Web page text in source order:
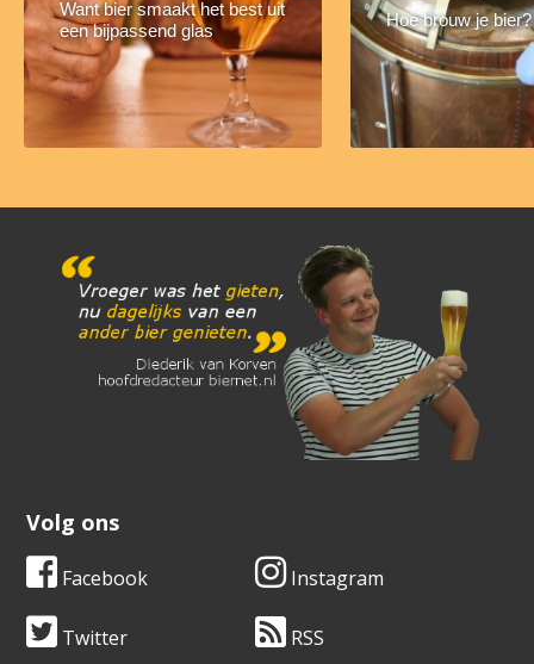
Want bier smaakt het best uit
een bijpassend glas
Hoe brouw je bier?
Volg ons
Facebook Instagram
Twitter RSS